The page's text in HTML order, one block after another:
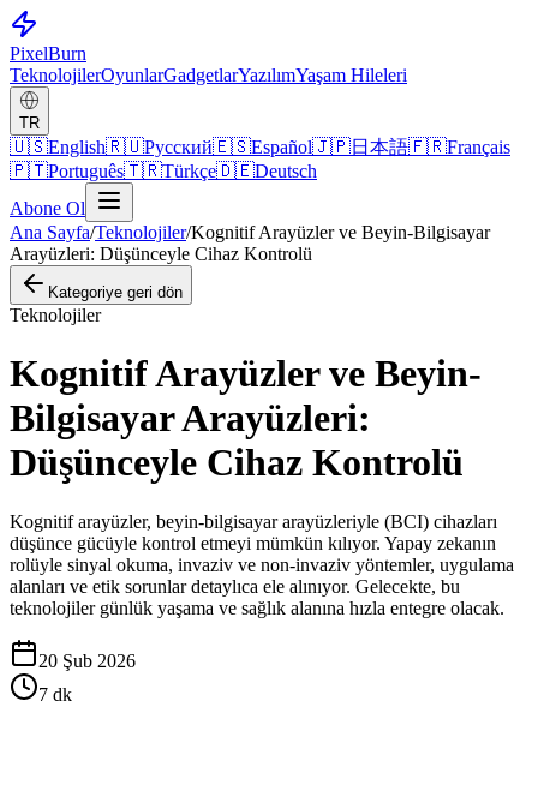
PixelBurn
TeknolojilerOyunlarGadgetlarYazılımYaşam Hileleri
TR
🇺🇸English🇷🇺Русский🇪🇸Español🇯🇵日本語🇫🇷Français
🇵🇹Português🇹🇷Türkçe🇩🇪Deutsch
Abone Ol
Ana Sayfa/Teknolojiler/Kognitif Arayüzler ve Beyin-Bilgisayar
Arayüzleri: Düşünceyle Cihaz Kontrolü
Kategoriye geri dön
Teknolojiler
Kognitif Arayüzler ve Beyin-
Bilgisayar Arayüzleri:
Düşünceyle Cihaz Kontrolü
Kognitif arayüzler, beyin-bilgisayar arayüzleriyle (BCI) cihazları
düşünce gücüyle kontrol etmeyi mümkün kılıyor. Yapay zekanın
rolüyle sinyal okuma, invaziv ve non-invaziv yöntemler, uygulama
alanları ve etik sorunlar detaylıca ele alınıyor. Gelecekte, bu
teknolojiler günlük yaşama ve sağlık alanına hızla entegre olacak.
20 Şub 2026
7 dk